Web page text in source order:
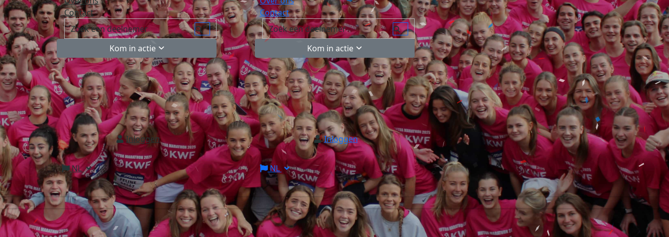
Contact
Kom in actie
Inloggen
NL
Contact
Kom in actie
Inloggen
NL